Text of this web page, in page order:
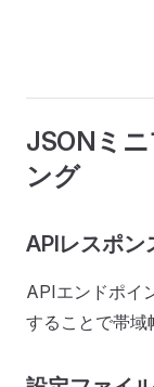
JSONミ
ング
APIレスポン
APIエンドポイ
することで帯域